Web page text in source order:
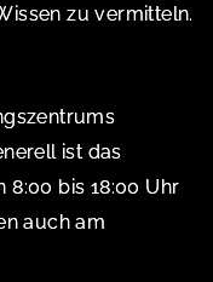
zu vermitteln.
ist das
bis 18:00 Uhr
auch am